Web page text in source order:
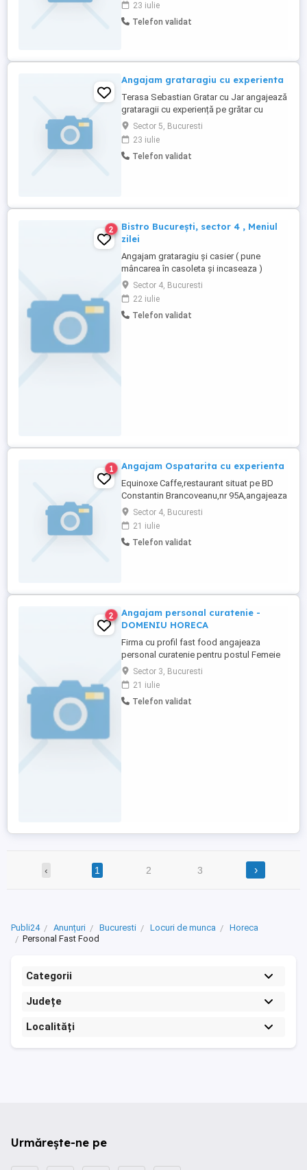
23 iulie
Telefon validat
Angajam grataragiu cu experienta
Terasa Sebastian Gratar cu Jar angajează
grataragii cu experiență pe grătar cu
cărbuni,program 2 2 salariul se discută la
fața locului.Detalii la tel
Sector 5, Bucuresti
23 iulie
Telefon validat
2
Bistro București, sector 4 , Meniul
zilei
Angajam grataragiu și casier ( pune
mâncarea în casoleta și incaseaza )
Sector 4, Bucuresti
22 iulie
Telefon validat
1 Angajam Ospatarita cu experienta
Equinoxe Caffe,restaurant situat pe BD
Constantin Brancoveanu,nr 95A,angajeaza
in regim permanent,ospatarita cu
exeprienta.Program 2 2 Pentru mai multe
detalii,va asteptam la interviu!
Sector 4, Bucuresti
21 iulie
Telefon validat
2
Angajam personal curatenie -
DOMENIU HORECA
Firma cu profil fast food angajeaza
personal curatenie pentru postul Femeie
de serviciu , program de luni pana vineri,
salariu 4325 brut, ore suplimentare
platite,Tel
Sector 3, Bucuresti
21 iulie
Telefon validat
‹ 1 2 3 ›
Publi24 Anunțuri Bucuresti Locuri de munca
Horeca
Personal Fast Food
Categorii
Județe
Localități
Urmărește-ne pe